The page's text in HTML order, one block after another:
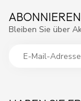
Bleiben Sie über